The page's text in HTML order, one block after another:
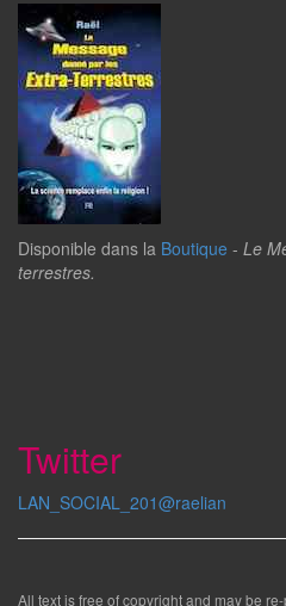
Disponible dans la Boutique - Le
terrestres.
Twitter
LAN_SOCIAL_201@raelian
All text is free of copyright and may be